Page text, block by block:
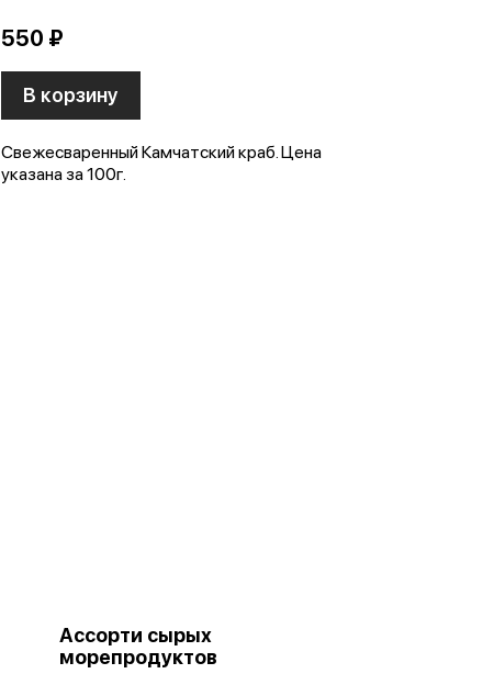
550 ₽
В корзину
Свежесваренный Камчатский краб. Цена
указана за 100г.
Ассорти сырых
морепродуктов